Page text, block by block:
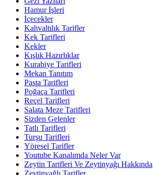
Hamur İşleri
İçecekler
Kahvaltılık Tarifler
Kek Tarifleri
Kekler
Kışlık Hazırlıklar
Kurabiye Tarifleri
Mekan Tanıtım
Pasta Tarifleri
Poğaça Tarifleri
Reçel Tarifleri
Salata Meze Tarifleri
Sizden Gelenler
Tatlı Tarifleri
Turşu Tarifleri
Yöresel Tarifler
Youtube Kanalımda Neler Var
Zeytin Tarifleri Ve Zeytinyağı Hakkında